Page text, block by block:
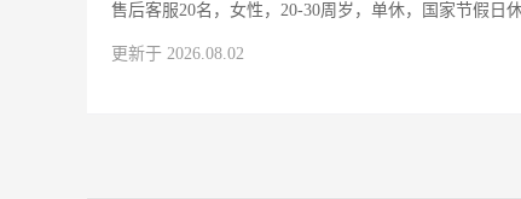
售后客服20名，女性，20-30周岁，单休，国家节假日
更新于 2026.08.02